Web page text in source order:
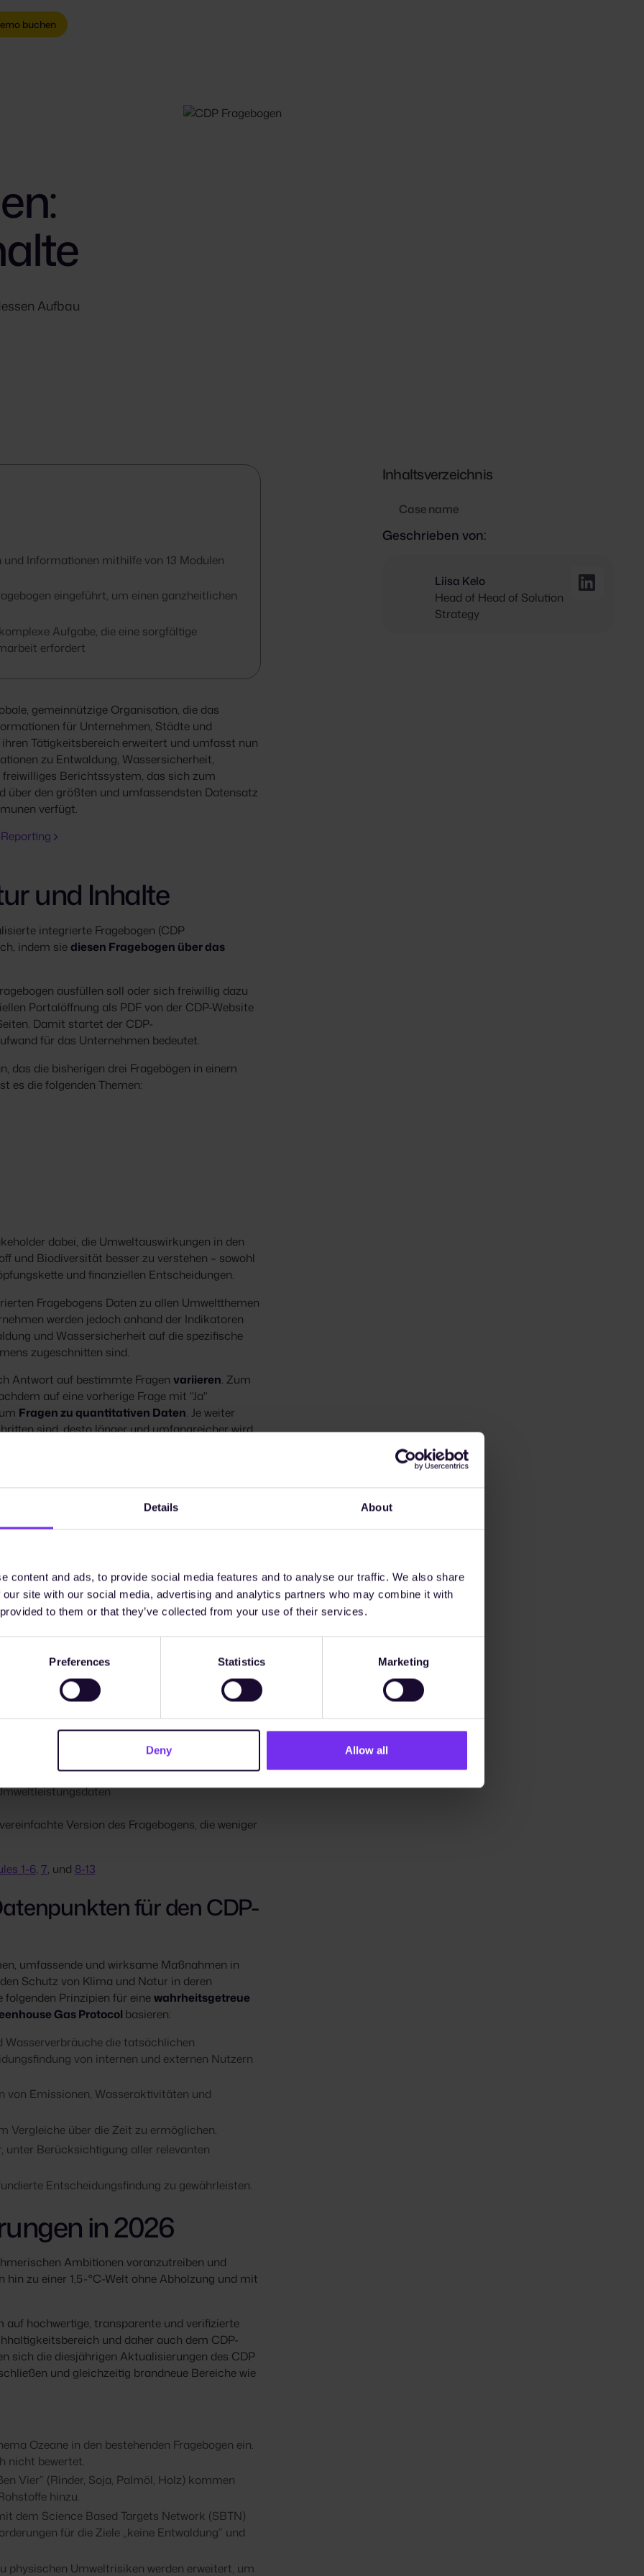
Details About
content and ads, to provide social media features and to analyse our traffic. We also share
site with our social media, advertising and analytics partners who may combine it with
to them or that they’ve collected from your use of their services.
Preferences Statistics Marketing
Deny Allow all
buchen
Aufbau
Informationen mithilfe von 13 Modulen
eingeführt, um einen ganzheitlichen
Aufgabe, die eine sorgfältige
erfordert
gemeinnützige Organisation, die das
für Unternehmen, Städte und
Tätigkeitsbereich erweitert und umfasst nun
zu Entwaldung, Wassersicherheit,
Berichtssystem, das sich zum
über den größten und umfassendsten Datensatz
verfügt.
und Inhalte
integrierte Fragebogen (CDP
indem siediesen Fragebogen über das
ausfüllen soll oder sich freiwillig dazu
Portalöffnung als PDF von der CDP-Website
Damit startet der CDP-
für das Unternehmen bedeutet.
das die bisherigen drei Fragebögen in einem
es die folgenden Themen:
dabei, die Umweltauswirkungen in den
und Biodiversität besser zu verstehen – sowohl
und finanziellen Entscheidungen.
Fragebogens Daten zu allen Umweltthemen
werden jedoch anhand der Indikatoren
und Wassersicherheit auf die spezifische
zugeschnitten sind.
Antwort auf bestimmte Fragen variieren. Zum
auf eine vorherige Frage mit "Ja"
Fragen zu quantitativen Daten. Je weiter
sind, desto länger und umfangreicher wird
(Stand 2026)
1 bis 6 sowie 12 und 13 sind integriert: Fragen
ab. Im Gegensatz dazu konzentrieren sich die
spezifischen Offenlegungsthema
erhalten Modul 12, ein integriertes,
Klimawandel sowie ergänzende Fragen zu
Wassersicherheit werden nur dann
beantragt hat oder sich freiwillig dazu
Unternehmensfragebogens von CDP
Version des Fragebogens, die weniger
1-6, 7, und 8-13
für den CDP-
umfassende und wirksame Maßnahmen in
Schutz von Klima und Natur in deren
Prinzipien für einewahrheitsgetreue
Gas Protocol basieren:
Wasserverbräuche die tatsächlichen
von internen und externen Nutzern
von Emissionen, Wasseraktivitäten und
Vergleiche über die Zeit zu ermöglichen.
unter Berücksichtigung aller relevanten
Entscheidungsfindung zu gewährleisten.
in 2026
Ambitionen voranzutreiben und
zu einer 1,5-°C-Welt ohne Abholzung und mit
hochwertige, transparente und verifizierte
und daher auch dem CDP-
sich die diesjährigen Aktualisierungen des CDP
und gleichzeitig brandneue Bereiche wie
Ozeane in den bestehenden Fragebogen ein.
nicht bewertet.
Vier” (Rinder, Soja, Palmöl, Holz) kommen
hinzu.
dem Science Based Targets Network (SBTN)
für die Ziele „keine Entwaldung” und
physischen Umweltrisiken werden erweitert, um
Inhaltsverzeichnis
Case name
Geschrieben von:
Liisa Kelo
Head of Head of Solution
Strategy